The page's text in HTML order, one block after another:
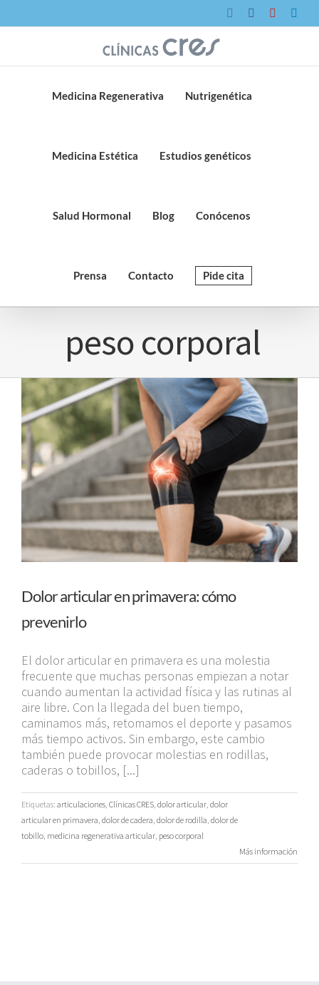
al
InstagramFacebookYouTube
Medicina Regenerativa Nutrigenética
Medicina Estética Estudios genéticos
Salud Hormonal Blog Conócenos
Prensa Contacto Pide cita
peso corporal
Dolor articular en primavera: cómo
prevenirlo
El dolor articular en primavera es una molestia
frecuente que muchas personas empiezan a notar
cuando aumentan la actividad física y las rutinas al
aire libre. Con la llegada del buen tiempo,
caminamos más, retomamos el deporte y pasamos
más tiempo activos. Sin embargo, este cambio
también puede provocar molestias en rodillas,
caderas o tobillos, [...]
Etiquetas: articulaciones, Clínicas CRES, dolor articular, dolor
articular en primavera, dolor de cadera, dolor de rodilla, dolor de
tobillo, medicina regenerativa articular, peso corporal
Más información